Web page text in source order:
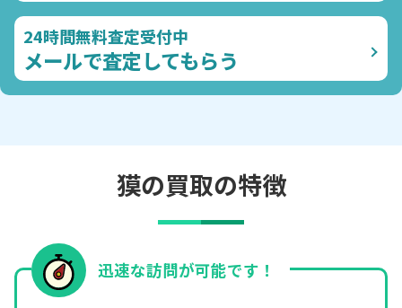
24時間無料査定受付中
メールで査定してもらう
獏の買取の特徴
迅速な訪問が可能です！